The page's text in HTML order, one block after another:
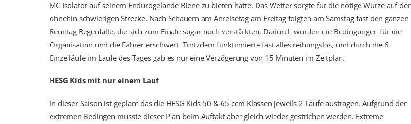
MC Isolator auf seinem Endurogelände Biene zu bieten hatte. Das Wetter sorgte für die nötige Würze auf der
ohnehin schwierigen Strecke. Nach Schauern am Anreisetag am Freitag folgten am Samstag fast den ganzen
Renntag Regenfälle, die sich zum Finale sogar noch verstärkten. Dadurch wurden die Bedingungen für die
Organisation und die Fahrer erschwert. Trotzdem funktionierte fast alles reibungslos, und durch die 6
Einzelläufe im Laufe des Tages gab es nur eine Verzögerung von 15 Minuten im Zeitplan.
HESG Kids mit nur einem Lauf
In dieser Saison ist geplant das die HESG Kids 50 & 65 ccm Klassen jeweils 2 Läufe austragen. Aufgrund der
extremen Bedingen musste dieser Plan beim Auftakt aber gleich wieder gestrichen werden. Extreme